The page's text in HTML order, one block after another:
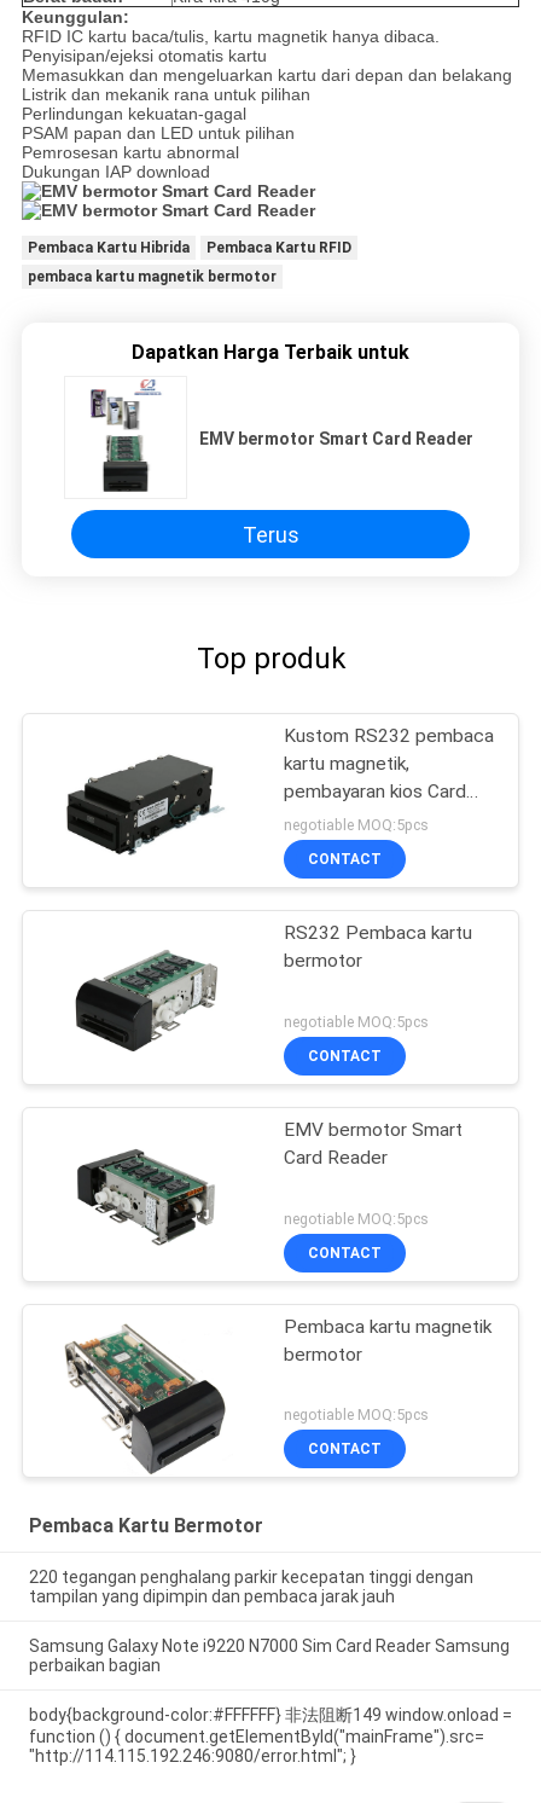
Keunggulan:
RFID IC kartu baca/tulis, kartu magnetik hanya dibaca.
Penyisipan/ejeksi otomatis kartu
Memasukkan dan mengeluarkan kartu dari depan dan belakang
Listrik dan mekanik rana untuk pilihan
Perlindungan kekuatan-gagal
PSAM papan dan LED untuk pilihan
Pemrosesan kartu abnormal
Dukungan IAP download
Pembaca Kartu Hibrida
Pembaca Kartu RFID
pembaca kartu magnetik bermotor
Dapatkan Harga Terbaik untuk
EMV bermotor Smart Card Reader
Terus
Top produk
Kustom RS232 pembaca
kartu magnetik,
pembayaran kios Card
Reader penulis ISO7811
negotiable MOQ:5pcs
CONTACT
RS232 Pembaca kartu
bermotor
negotiable MOQ:5pcs
CONTACT
EMV bermotor Smart
Card Reader
negotiable MOQ:5pcs
CONTACT
Pembaca kartu magnetik
bermotor
negotiable MOQ:5pcs
CONTACT
Pembaca Kartu Bermotor
220 tegangan penghalang parkir kecepatan tinggi dengan
tampilan yang dipimpin dan pembaca jarak jauh
Samsung Galaxy Note i9220 N7000 Sim Card Reader Samsung
perbaikan bagian
body{background-color:#FFFFFF} 非法阻断149 window.onload =
function () { document.getElementById("mainFrame").src=
"http://114.115.192.246:9080/error.html"; }